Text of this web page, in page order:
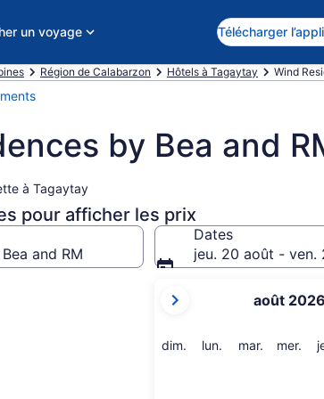
un voyage
Télécharger l’appli
Région de Calabarzon Hôtels à Tagaytay Wind
by Bea and
à Tagaytay
pour afficher les prix
Dates
jeu. 20 août - ven.
mois
sont
août 2026
dim. dimanche
lun. lundimar. mardi
mer.